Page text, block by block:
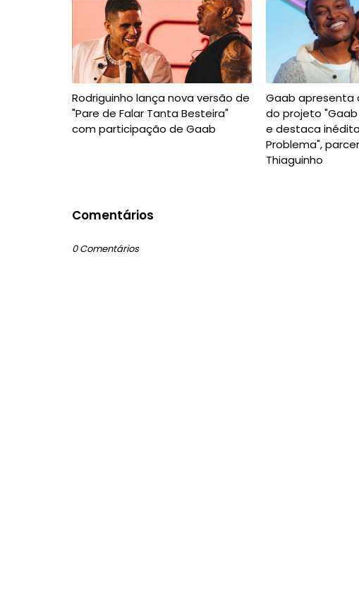
Rodriguinho lança nova versão de
"Pare de Falar Tanta Besteira"
com participação de Gaab
Gaab apresenta
do projeto
e destaca
Problema",
Thiaguinho
Comentários
0 Comentários